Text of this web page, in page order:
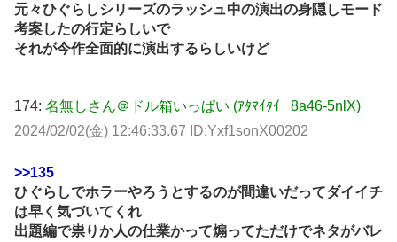
元々ひぐらしシリーズのラッシュ中の演出の身隠しモード
考案したの行定らしいで
それが今作全面的に演出するらしいけど
174: 名無しさん＠ドル箱いっぱい (ｱﾀﾏｲﾀｲｰ 8a46-5nlX)
2024/02/02(金) 12:46:33.67 ID:Yxf1sonX00202
>>135
ひぐらしでホラーやろうとするのが間違いだってダイイチ
は早く気づいてくれ
出題編で祟りか人の仕業かって煽ってただけでネタがバレ